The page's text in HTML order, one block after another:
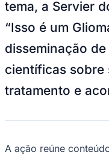
Goiás
tema, a Servier
“Isso é um
disseminação
científicas sobre
tratamento e
A ação reúne